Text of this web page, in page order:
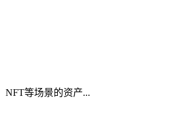
NFT等场景的资产...